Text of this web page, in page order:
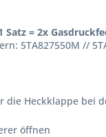
Satz = 2x
5TA827550M //
die Heckklappe bei
öffnen